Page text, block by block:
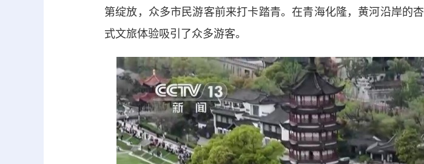
第绽放，众多市民游客前来打卡踏青。在青海化隆，黄河沿岸的
式文旅体验吸引了众多游客。